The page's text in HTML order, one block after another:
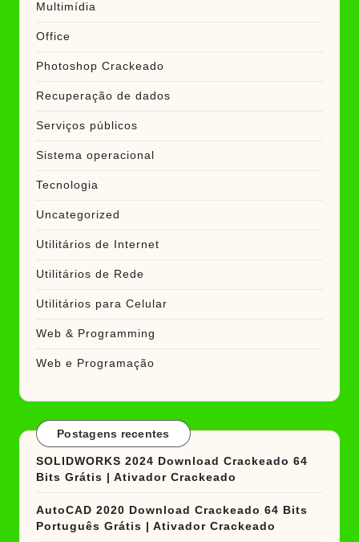
Multimídia
Office
Photoshop Crackeado
Recuperação de dados
Serviços públicos
Sistema operacional
Tecnologia
Uncategorized
Utilitários de Internet
Utilitários de Rede
Utilitários para Celular
Web & Programming
Web e Programação
Postagens recentes
SOLIDWORKS 2024 Download Crackeado 64
Bits Grátis | Ativador Crackeado
AutoCAD 2020 Download Crackeado 64 Bits
Português Grátis | Ativador Crackeado